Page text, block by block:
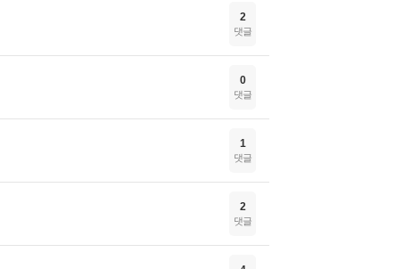
2
댓글
0
댓글
1
댓글
2
댓글